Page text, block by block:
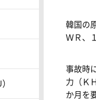
韓国の
ＷＲ、
事故時
力（Ｋ
か月を